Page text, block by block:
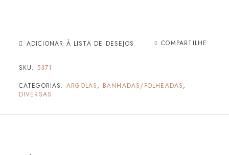
ADICIONAR À LISTA DE DESEJOS COMPARTILHE
SKU: 5371
CATEGORIAS: ARGOLAS, BANHADAS/FOLHEADAS,
DIVERSAS